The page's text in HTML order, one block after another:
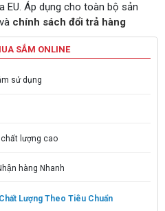
EU. Áp dụng cho toàn bộ sản
và chính sách đổi trả hàng
SẮM ONLINE
sử dụng
chất lượng cao
hàng Nhanh
Lượng Theo Tiêu Chuẩn